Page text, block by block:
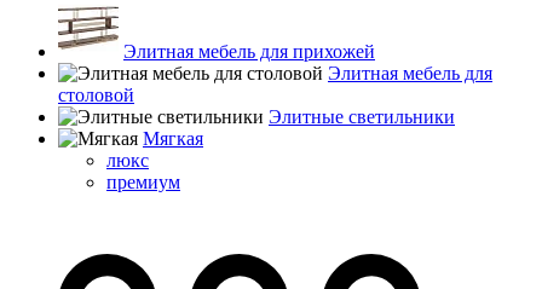
Элитная мебель для прихожей
Элитная мебель для
столовой
Элитные светильники
Мягкая
люкс
премиум